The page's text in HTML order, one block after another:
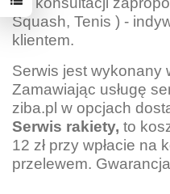
Squash, Tenis ) -
klientem.
Serwis jest wykonany
Zamawiając usługę
ziba.pl w opcjach
Serwis rakiety, to
12 zł przy wpłacie na
przelewem.